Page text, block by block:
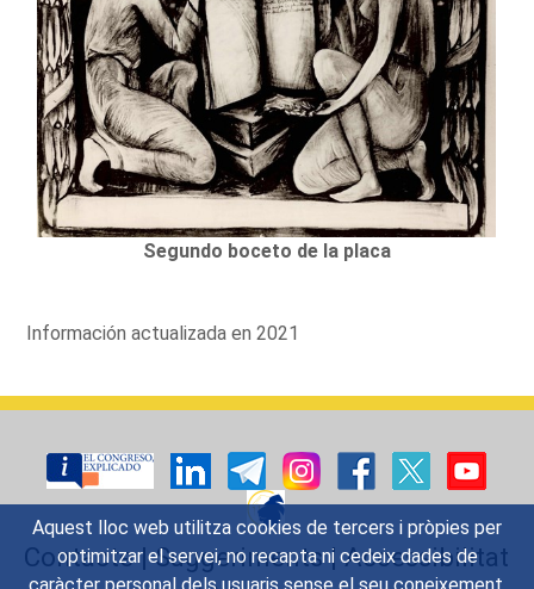
Aquest lloc web utilitza cookies de tercers i pròpies per
optimitzar el servei, no recapta ni cedeix dades de
Segundo boceto de la placa
Información actualizada en 2021
Contacte|Suggeriments|Accessibilitat